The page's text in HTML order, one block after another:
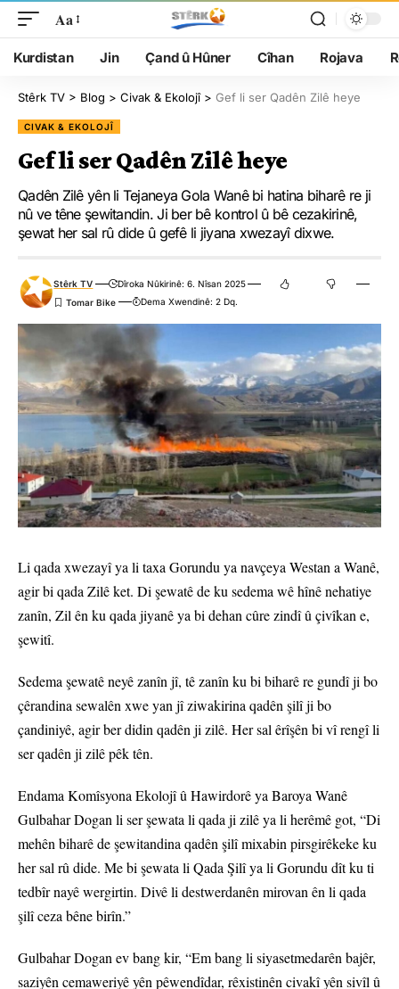
Aa
Kurdistan Jin Çand û Hûner Cîhan Rojava
Stêrk TV > Blog > Civak & Ekolojî> Gef li ser Qadên Zilê heye
CIVAK & EKOLOJÎ
Gef li ser Qadên Zilê heye
Qadên Zilê yên li Tejaneya Gola Wanê bi hatina biharê re ji
nû ve têne şewitandin. Ji ber bê kontrol û bê cezakirinê,
şewat her sal rû dide û gefê li jiyana xwezayî dixwe.
Stêrk TV
Dîroka Nûkirinê: 6. Nîsan 2025
Dema Xwendinê: 2 Dq.
Li qada xwezayî ya li taxa Gorundu ya navçeya Westan a Wanê,
agir bi qada Zilê ket. Di şewatê de ku sedema wê hînê nehatiye
zanîn, Zil ên ku qada jiyanê ya bi dehan cûre zindî û çivîkan e,
şewitî.
Sedema şewatê neyê zanîn jî, tê zanîn ku bi biharê re gundî ji bo
çêrandina sewalên xwe yan jî ziwakirina qadên şilî ji bo
çandiniyê, agir ber didin qadên ji zilê. Her sal êrîşên bi vî rengî li
ser qadên ji zilê pêk tên.
Endama Komîsyona Ekolojî û Hawirdorê ya Baroya Wanê
Gulbahar Dogan li ser şewata li qada ji zilê ya li herêmê got, “Di
mehên biharê de şewitandina qadên şilî mixabin pirsgirêkeke ku
her sal rû dide. Me bi şewata li Qada Şilî ya li Gorundu dît ku ti
tedbîr nayê wergirtin. Divê li destwerdanên mirovan ên li qada
şilî ceza bêne birîn.”
Gulbahar Dogan ev bang kir, “Em bang li siyasetmedarên bajêr,
saziyên cemaweriyê yên pêwendîdar, rêxistinên civakî yên sivîl û